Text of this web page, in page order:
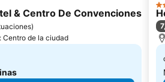
& Centro De Convenciones
)
Centro de la ciudad
3